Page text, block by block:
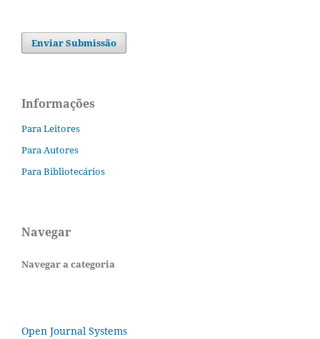
Enviar Submissão
Informações
Para Leitores
Para Autores
Para Bibliotecários
Navegar
Navegar a categoria
Open Journal Systems